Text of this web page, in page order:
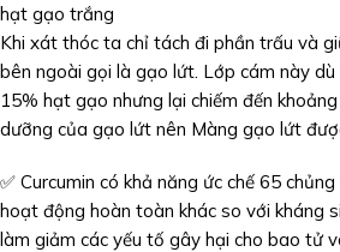
hạt gạo trắng
Khi xát thóc ta chỉ tách đi phần trấu và
bên ngoài gọi là gạo lứt. Lớp cám này
15% hạt gạo nhưng lại chiếm đến
dưỡng của gạo lứt nên Màng gạo lứt
✅ Curcumin có khả năng ức chế 65
hoạt động hoàn toàn khác so với kháng
làm giảm các yếu tố gây hại cho bao tử